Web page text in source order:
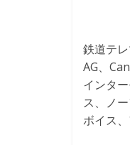
鉄道テ
AG、
インタ
ス、ノ
ボイス